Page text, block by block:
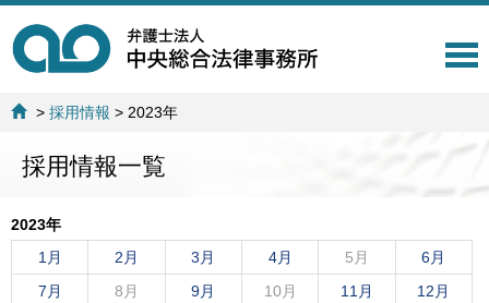
T
g
>採用情報 > 2023年
採用情報一覧
2023年
1月
2月 3月 4月 5月
6月
7月
8月 9月 10月 11月 12月